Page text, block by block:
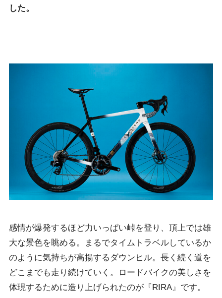
した。
感情が爆発するほど力いっぱい峠を登り、頂上では雄
大な景色を眺める。まるでタイムトラベルしているか
のように気持ちが高揚するダウンヒル。長く続く道を
どこまでも走り続けていく。ロードバイクの美しさを
体現するために造り上げられたのが『RIRA』です。